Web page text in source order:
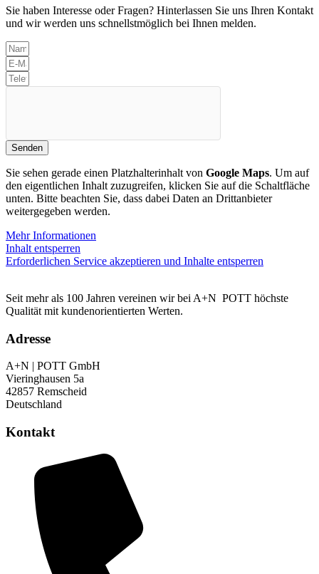
Sie haben Interesse oder Fragen? Hinterlassen Sie uns Ihren Kontakt
und wir werden uns schnellstmöglich bei Ihnen melden.
Senden
Sie sehen gerade einen Platzhalterinhalt von Google Maps. Um auf
den eigentlichen Inhalt zuzugreifen, klicken Sie auf die Schaltfläche
unten. Bitte beachten Sie, dass dabei Daten an Drittanbieter
weitergegeben werden.
Mehr Informationen
Inhalt entsperren
Erforderlichen Service akzeptieren und Inhalte entsperren
Seit mehr als 100 Jahren vereinen wir bei A+N POTT höchste
Qualität mit kundenorientierten Werten.
Adresse
A+N | POTT GmbH
Vieringhausen 5a
42857 Remscheid
Deutschland
Kontakt